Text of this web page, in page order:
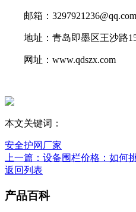
邮箱：3297921236@qq.com
地址：青岛即墨区王沙路
网址：www.qdszx.com
本文关键词：
安全护网厂家
上一篇：设备围栏价格：如何
返回列表
产品百科